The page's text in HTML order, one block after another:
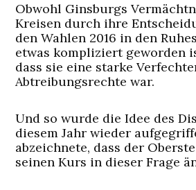
Obwohl Ginsburgs
Kreisen durch ihre
den Wahlen 2016 in den
etwas kompliziert geworden
dass sie eine starke
Abtreibungsrechte war.
Und so wurde die Idee des
diesem Jahr wieder
abzeichnete, dass der
seinen Kurs in dieser Frage